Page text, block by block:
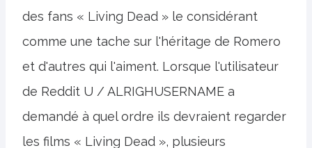
des fans « Living Dead » le considérant
comme une tache sur l'héritage de Romero
et d'autres qui l'aiment. Lorsque l'utilisateur
de Reddit U / ALRIGHUSERNAME a
demandé à quel ordre ils devraient regarder
les films « Living Dead », plusieurs